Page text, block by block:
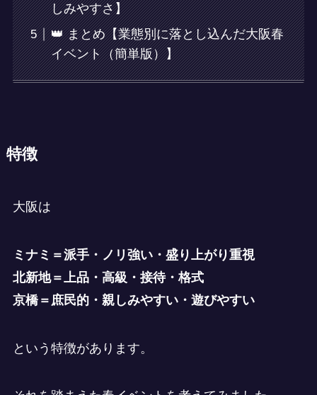
しみやすさ】
👑 まとめ【業態別に落とし込んだ大阪春
イベント（簡単版）】
特徴
大阪は
ミナミ＝派手・ノリ強い・盛り上がり重視
北新地＝上品・高級・接待・格式
京橋＝庶民的・親しみやすい・遊びやすい
という特徴があります。